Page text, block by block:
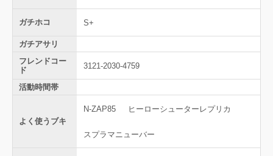
ガチホコ S+
ガチアサリ
フレンドコー
ド
3121-2030-4759
活動時間帯
よく使うブキ
N-ZAP85 ヒーローシューターレプリカ
スプラマニューバー